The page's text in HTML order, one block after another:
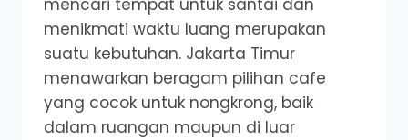
mencari tempat untuk santai dan
menikmati waktu luang merupakan
suatu kebutuhan. Jakarta Timur
menawarkan beragam pilihan cafe
yang cocok untuk nongkrong, baik
dalam ruangan maupun di luar